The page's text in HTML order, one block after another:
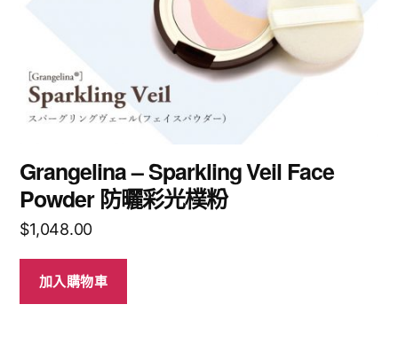
Grangelina – Sparkling Veil Face
Powder 防曬彩光樸粉
$1,048.00
加入購物車